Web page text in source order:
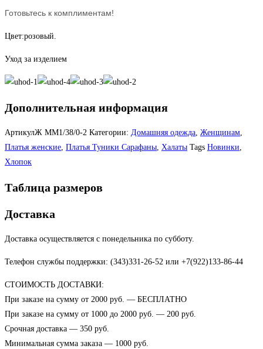
Готовьтесь к комплиментам!
Цвет:розовый.
Уход за изделием
Дополнительная информация
АртикулЖ ММ1/38/0-2 Категории: Домашняя одежда, Женщинам,
Платья женские, Платья Туники Сарафаны, Халаты Tags Новинки,
Хлопок
Таблица размеров
Доставка
Доставка осуществляется с понедельника по субботу.
Телефон службы поддержки: (343)331-26-52 или +7(922)133-86-44
СТОИМОСТЬ ДОСТАВКИ:
При заказе на сумму от 2000 руб. — БЕСПЛАТНО
При заказе на сумму от 1000 до 2000 руб. — 200 руб.
Срочная доставка — 350 руб.
Минимальная сумма заказа — 1000 руб.